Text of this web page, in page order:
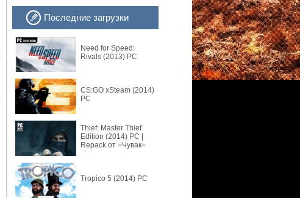
Последние загрузки
Need for Speed:
Rivals (2013) PC
CS:GO xSteam (2014)
PC
Thief: Master Thief
Edition (2014) PC |
Repack от =Чувак=
Tropico 5 (2014) PC